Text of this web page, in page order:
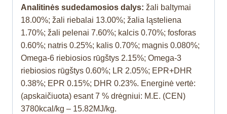
Analitinės sudedamosios dalys: žali baltymai
18.00%; žali riebalai 13.00%; žalia ląsteliena
1.70%; žali pelenai 7.60%; kalcis 0.70%; fosforas
0.60%; natris 0.25%; kalis 0.70%; magnis 0.080%;
Omega-6 riebiosios rūgštys 2.15%; Omega-3
riebiosios rūgštys 0.60%; LR 2.05%; EPR+DHR
0.38%; EPR 0.15%; DHR 0.23%. Energinė vertė:
(apskaičiuota) esant 7 % drėgniui: M.E. (CEN)
3780kcal/kg – 15.82MJ/kg.